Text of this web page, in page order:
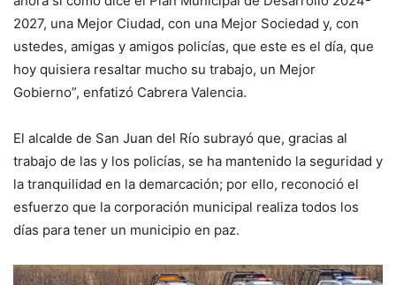
2027, una Mejor Ciudad, con una Mejor Sociedad y, con
ustedes, amigas y amigos policías, que este es el día, que
hoy quisiera resaltar mucho su trabajo, un Mejor
Gobierno”, enfatizó Cabrera Valencia.
El alcalde de San Juan del Río subrayó que, gracias al
trabajo de las y los policías, se ha mantenido la seguridad y
la tranquilidad en la demarcación; por ello, reconoció el
esfuerzo que la corporación municipal realiza todos los
días para tener un municipio en paz.